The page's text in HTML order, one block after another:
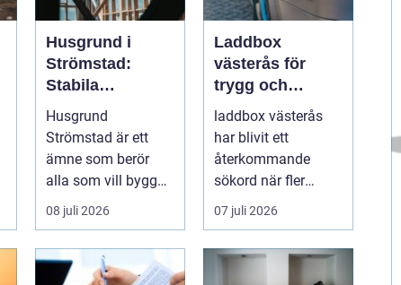
Husgrund i
Strömstad:
Stabila
lösningar för
boende vid
kusten
Husgrund
Strömstad är ett
ämne som berör
alla som vill bygga
tryggt och lå...
08 juli 2026
Laddbox
västerås för
trygg och
effektiv
hemmaladdning
laddbox västerås
har blivit ett
återkommande
sökord när fler
elbilsägare vill
ladda hemma på ett
säk...
07 juli 2026